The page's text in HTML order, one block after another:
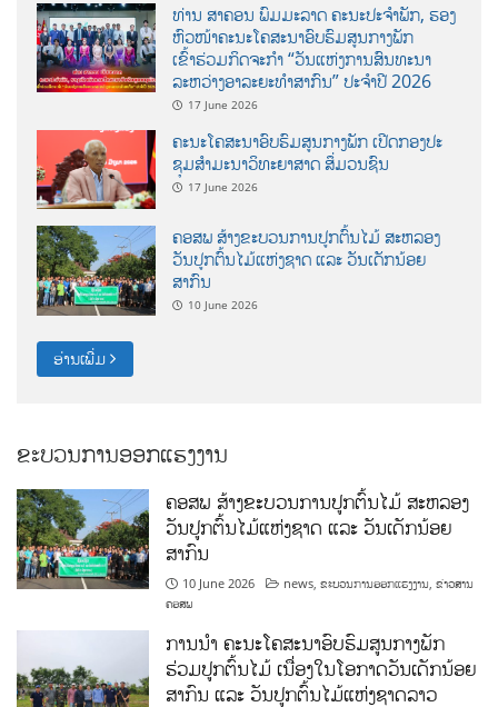
ທ່ານ ສາຄອນ ພົມມະລາດ ຄະນະປະຈໍາພັກ, ຮອງ
ຫົວໜ້າຄະນະໂຄສະນາອົບຮົມສູນກາງພັກ
ເຂົ້າຮ່ວມກິດຈະກຳ “ວັນແຫ່ງການສົນທະນາ
ລະຫວ່າງອາລະຍະທຳສາກົນ” ປະຈຳປີ 2026
17 June 2026
ຄະນະໂຄສະນາອົບຮົມສູນກາງພັກ ເປີດກອງປະ
ຊຸມສຳມະນາວິທະຍາສາດ ສຶ່ມວນຊົນ
17 June 2026
ຄອສພ ສ້າງຂະບວນການປູກຕົ້ນໄມ້ ສະຫລອງ
ວັນປູກຕົ້ນໄມ້ແຫ່ງຊາດ ແລະ ວັນເດັກນ້ອຍ
ສາກົນ
10 June 2026
ອ່ານເພີ່ມ
ຂະບວນການອອກແຮງງານ
ຄອສພ ສ້າງຂະບວນການປູກຕົ້ນໄມ້ ສະຫລອງ
ວັນປູກຕົ້ນໄມ້ແຫ່ງຊາດ ແລະ ວັນເດັກນ້ອຍ
ສາກົນ
10 June 2026 news,ຂະບວນການອອກແຮງງານ,ຂ່າວສານ
ຄອສພ
ການນໍາ ຄະນະໂຄສະນາອົບຮົມສູນກາງພັກ
ຮ່ວມປູກຕົ້ນໄມ້ ເນື່ອງໃນໂອກາດວັນເດັກນ້ອຍ
ສາກົນ ແລະ ວັນປູກຕົ້ນໄມ້ແຫ່ງຊາດລາວ